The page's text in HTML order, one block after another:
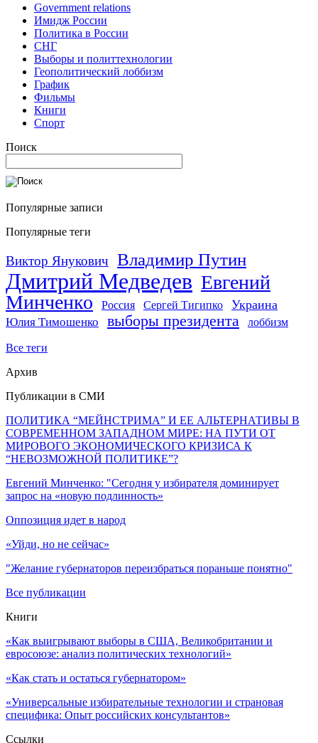
Government relations
Имидж России
Политика в России
СНГ
Выборы и политтехнологии
Геополитический лоббизм
График
Фильмы
Книги
Спорт
Поиск
Популярные записи
Популярные теги
Виктор Янукович Владимир Путин
Дмитрий Медведев Евгений
Минченко
Россия Сергей Тигипко Украина
Юлия Тимошенко выборы президента лоббизм
Все теги
Архив
Публикации в СМИ
ПОЛИТИКА “МЕЙНСТРИМА” И ЕЕ АЛЬТЕРНАТИВЫ В
СОВРЕМЕННОМ ЗАПАДНОМ МИРЕ: НА ПУТИ ОТ
МИРОВОГО ЭКОНОМИЧЕСКОГО КРИЗИСА К
“НЕВОЗМОЖНОЙ ПОЛИТИКЕ”?
Евгений Минченко: "Сегодня у избирателя доминирует
запрос на «новую подлинность»
Оппозиция идет в народ
«Уйди, но не сейчас»
"Желание губернаторов переизбраться пораньше понятно"
Все публикации
Книги
«Как выигрывают выборы в США, Великобритании и
евросоюзе: анализ политических технологий»
«Как стать и остаться губернатором»
«Универсальные избирательные технологии и страновая
специфика: Опыт российских консультантов»
Ссылки